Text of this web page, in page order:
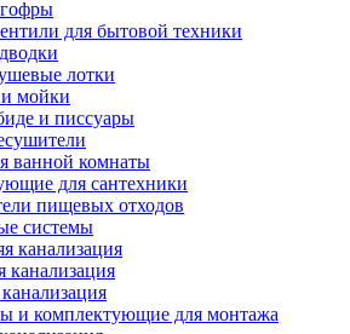
для бытовой техники
лотки
мойки
и писсуары
ванной комнаты
для сантехники
пищевых отходов
системы
канализация
канализация
и комплектующие для монтажа